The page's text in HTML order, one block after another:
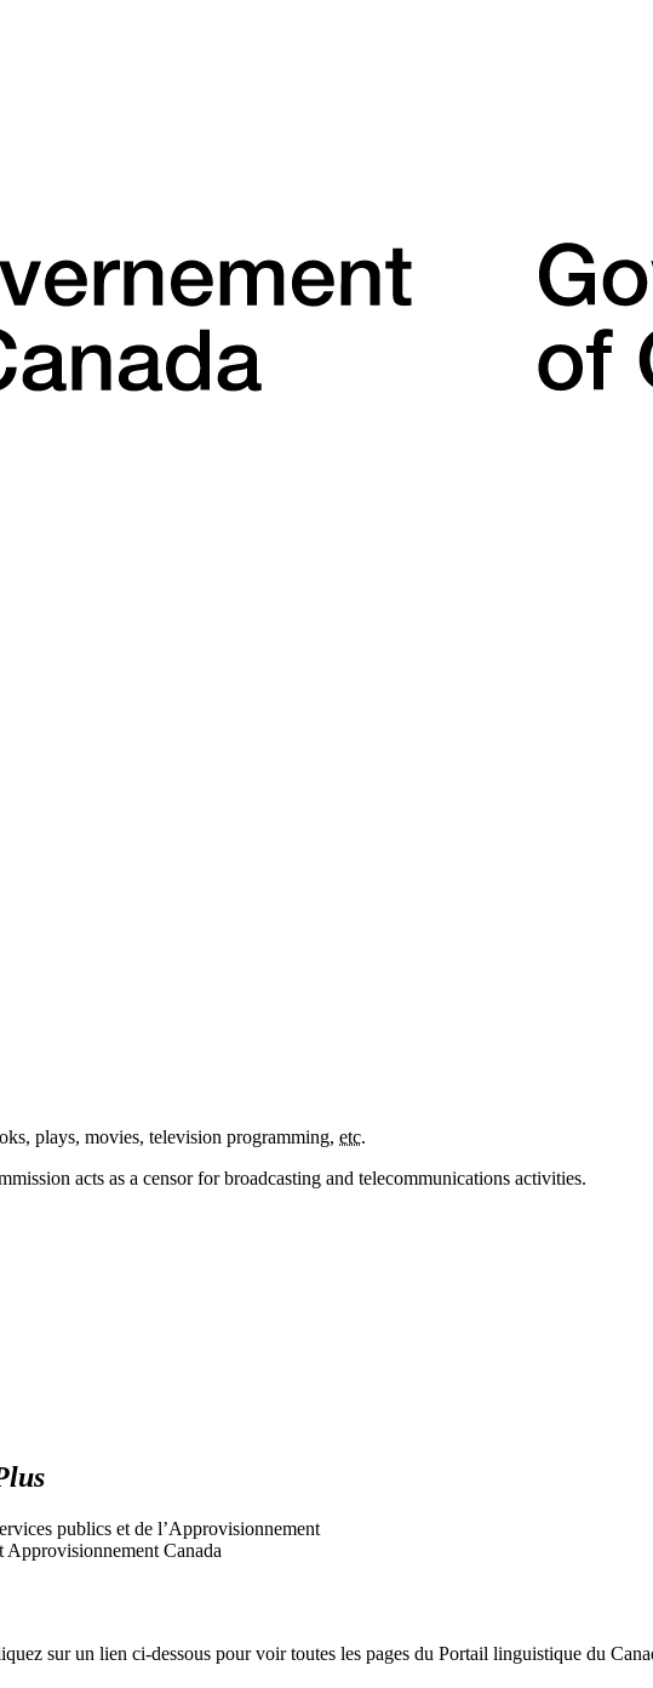
plays, movies, television programming, etc.
acts as a censor for broadcasting and telecommunications activities.
publics et de l’Approvisionnement
Canada
sur un lien ci-dessous pour voir toutes les pages du Portail linguistique du